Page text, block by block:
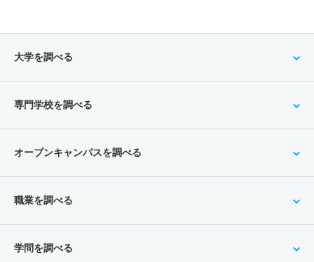
大学を調べる
専門学校を調べる
オープンキャンパスを調べる
職業を調べる
学問を調べる